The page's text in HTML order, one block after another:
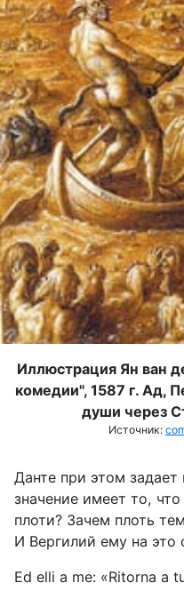
Иллюстрация Ян ван
комедии", 1587 г. Ад,
души через
Источник:
Данте при этом задает
значение имеет то,
плоти? Зачем плоть
И Вергилий ему на это
Ed elli a me: «Ritorna a